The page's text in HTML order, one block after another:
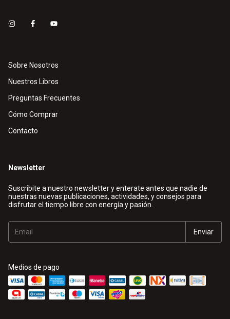
Sobre Nosotros
Nuestros Libros
Preguntas Frecuentes
Cómo Comprar
Contacto
Newsletter
Suscribite a nuestro newsletter y enterate antes que nadie de
nuestras nuevas publicaciones, actividades, y consejos para
disfrutar el tiempo libre con energía y pasión.
Medios de pago